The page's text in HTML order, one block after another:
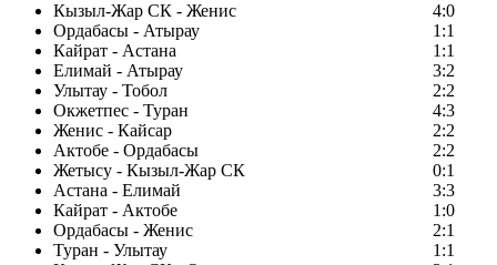
Кызыл-Жар СК - Женис
4:0
Ордабасы - Атырау
1:1
Кайрат - Астана
1:1
Елимай - Атырау
3:2
Улытау - Тобол
2:2
Окжетпес - Туран
4:3
Женис - Кайсар
2:2
Актобе - Ордабасы
2:2
Жетысу - Кызыл-Жар СК
0:1
Астана - Елимай
3:3
Кайрат - Актобе
1:0
Ордабасы - Женис
2:1
Туран - Улытау
1:1